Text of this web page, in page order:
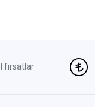
fırsatlar